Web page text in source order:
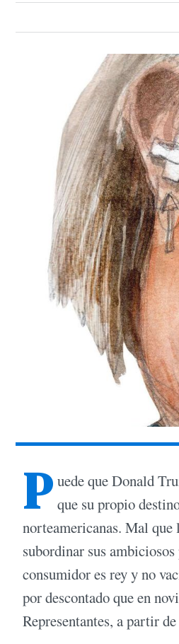
P uede que Donald
que su propio
norteamericanas. Mal que
subordinar sus
consumidor es rey y no
por descontado que en
Representantes, a partir